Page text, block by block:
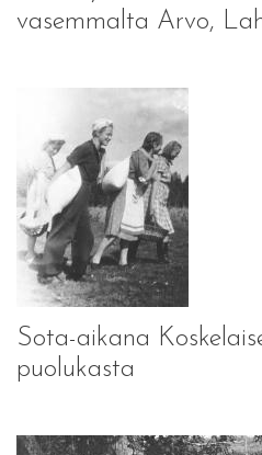
vasemmalta Arvo,
Sota-aikana
puolukasta